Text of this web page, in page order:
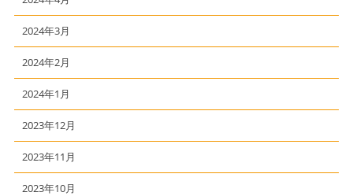
2024年3月
2024年2月
2024年1月
2023年12月
2023年11月
2023年10月